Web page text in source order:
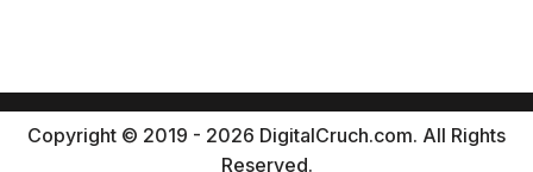
Copyright © 2019 - 2026 DigitalCruch.com. All Rights
Reserved.